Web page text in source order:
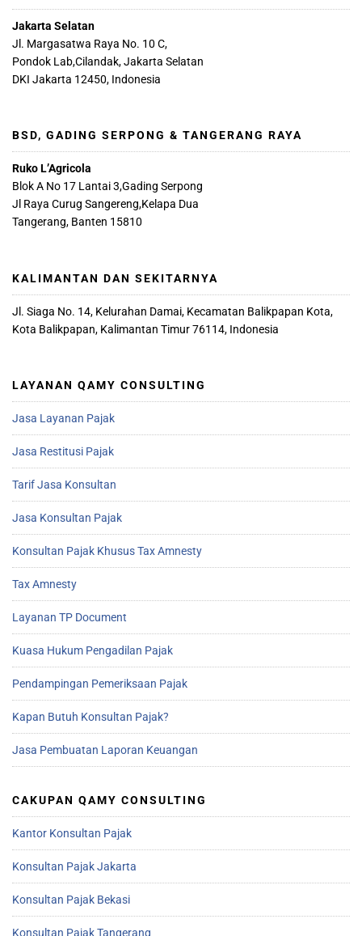
Jakarta Selatan
Jl. Margasatwa Raya No. 10 C,
Pondok Lab,Cilandak, Jakarta Selatan
DKI Jakarta 12450, Indonesia
BSD, GADING SERPONG & TANGERANG RAYA
Ruko L’Agricola
Blok A No 17 Lantai 3,Gading Serpong
Jl Raya Curug Sangereng,Kelapa Dua
Tangerang, Banten 15810
KALIMANTAN DAN SEKITARNYA
Jl. Siaga No. 14, Kelurahan Damai, Kecamatan Balikpapan Kota,
Kota Balikpapan, Kalimantan Timur 76114, Indonesia
LAYANAN QAMY CONSULTING
Jasa Layanan Pajak
Jasa Restitusi Pajak
Tarif Jasa Konsultan
Jasa Konsultan Pajak
Konsultan Pajak Khusus Tax Amnesty
Tax Amnesty
Layanan TP Document
Kuasa Hukum Pengadilan Pajak
Pendampingan Pemeriksaan Pajak
Kapan Butuh Konsultan Pajak?
Jasa Pembuatan Laporan Keuangan
CAKUPAN QAMY CONSULTING
Kantor Konsultan Pajak
Konsultan Pajak Jakarta
Konsultan Pajak Bekasi
Konsultan Pajak Tangerang